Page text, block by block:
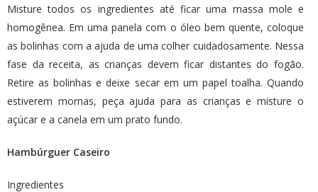
Misture todos os ingredientes até ficar uma massa mole e
homogênea. Em uma panela com o óleo bem quente, coloque
as bolinhas com a ajuda de uma colher cuidadosamente. Nessa
fase da receita, as crianças devem ficar distantes do fogão.
Retire as bolinhas e deixe secar em um papel toalha. Quando
estiverem mornas, peça ajuda para as crianças e misture o
açúcar e a canela em um prato fundo.
Hambúrguer Caseiro
Ingredientes